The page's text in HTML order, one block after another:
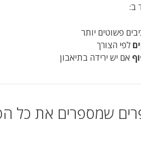
ב:
פשוטים יותר
לפי הצורך
אם יש ירידה בתיאבון